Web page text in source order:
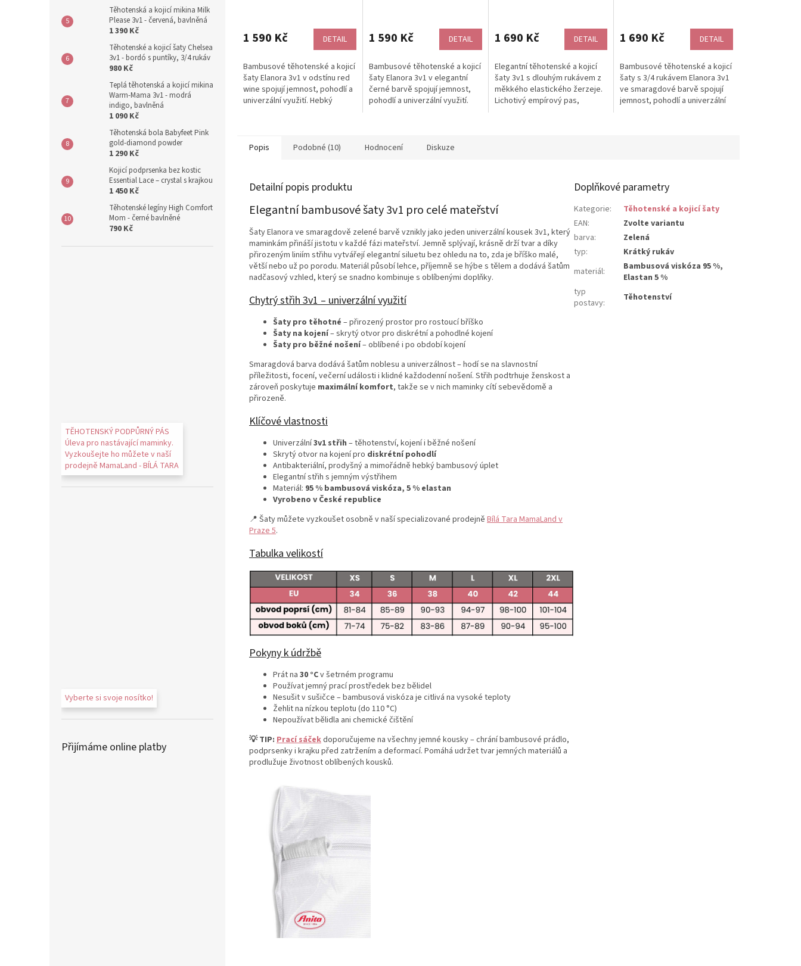
Těhotenská a kojicí mikina Milk
Please 3v1 - červená, bavlněná
1 390 Kč
Těhotenské a kojicí šaty Chelsea
3v1 - bordó s puntíky, 3/4 rukáv
980 Kč
Teplá těhotenská a kojicí mikina
Warm-Mama 3v1 - modrá
indigo, bavlněná
1 090 Kč
Těhotenská bola Babyfeet Pink
gold-diamond powder
1 290 Kč
Kojicí podprsenka bez kostic
Essential Lace – crystal s krajkou
1 450 Kč
Těhotenské legíny High Comfort
Mom - černé bavlněné
790 Kč
TĚHOTENSKÝ PODPŮRNÝ PÁS
Úleva pro nastávající maminky.
Vyzkoušejte ho můžete v naší
prodejně MamaLand - BÍLÁ TARA
Vyberte si svoje nosítko!
Přijímáme online platby
1 590 Kč DETAIL
Bambusové těhotenské a kojicí
šaty Elanora 3v1 v odstínu red
wine spojují jemnost, pohodlí a
univerzální využití. Hebký
1 590 Kč DETAIL
Bambusové těhotenské a kojicí
šaty Elanora 3v1 v elegantní
černé barvě spojují jemnost,
pohodlí a univerzální využití.
produktu
z
5
hvězdiček.
1 690 Kč DETAIL
Elegantní těhotenské a kojicí
šaty 3v1 s dlouhým rukávem z
měkkého elastického žerzeje.
Lichotivý empírový pas,
1 690 Kč DETAIL
Bambusové těhotenské a kojicí
šaty s 3/4 rukávem Elanora 3v1
ve smaragdové barvě spojují
jemnost, pohodlí a univerzální
Popis Podobné (10) Hodnocení Diskuze
Detailní popis produktu
Elegantní bambusové šaty 3v1 pro celé mateřství
Šaty Elanora ve smaragdově zelené barvě vznikly jako jeden univerzální kousek 3v1, který
maminkám přináší jistotu v každé fázi mateřství. Jemně splývají, krásně drží tvar a díky
přirozeným liniím střihu vytvářejí elegantní siluetu bez ohledu na to, zda je bříško malé,
větší nebo už po porodu. Materiál působí lehce, příjemně se hýbe s tělem a dodává šatům
nadčasový vzhled, který se snadno kombinuje s oblíbenými doplňky.
Chytrý střih 3v1 – univerzální využití
Šaty pro těhotné – přirozený prostor pro rostoucí bříško
Šaty na kojení– skrytý otvor pro diskrétní a pohodlné kojení
Šaty pro běžné nošení– oblíbené i po období kojení
Smaragdová barva dodává šatům noblesu a univerzálnost – hodí se na slavnostní
příležitosti, focení, večerní události i klidné každodenní nošení. Střih podtrhuje ženskost a
zároveň poskytuje maximální komfort, takže se v nich maminky cítí sebevědomě a
přirozeně.
Klíčové vlastnosti
Univerzální3v1 střih – těhotenství, kojení i běžné nošení
Skrytý otvor na kojení pro diskrétní pohodlí
Antibakteriální, prodyšný a mimořádně hebký bambusový úplet
Elegantní střih s jemným výstřihem
Materiál: 95 % bambusová viskóza, 5 % elastan
Vyrobeno v České republice
📍 Šaty můžete vyzkoušet osobně v naší specializované prodejně Bílá Tara MamaLand v
Praze 5.
Tabulka velikostí
Pokyny k údržbě
Prát na 30 °Cv šetrném programu
Používat jemný prací prostředek bez bělidel
Nesušit v sušičce – bambusová viskóza je citlivá na vysoké teploty
Žehlit na nízkou teplotu (do 110 °C)
Nepoužívat bělidla ani chemické čištění
💡 TIP: Prací sáčekdoporučujeme na všechny jemné kousky – chrání bambusové prádlo,
podprsenky i krajku před zatržením a deformací. Pomáhá udržet tvar jemných materiálů a
prodlužuje životnost oblíbených kousků.
Doplňkové parametry
Kategorie:
Těhotenské a kojicí šaty
EAN:
Zvolte variantu
barva:
Zelená
typ:
Krátký rukáv
materiál:
Bambusová viskóza 95 %,
Elastan 5 %
typ
postavy: Těhotenství